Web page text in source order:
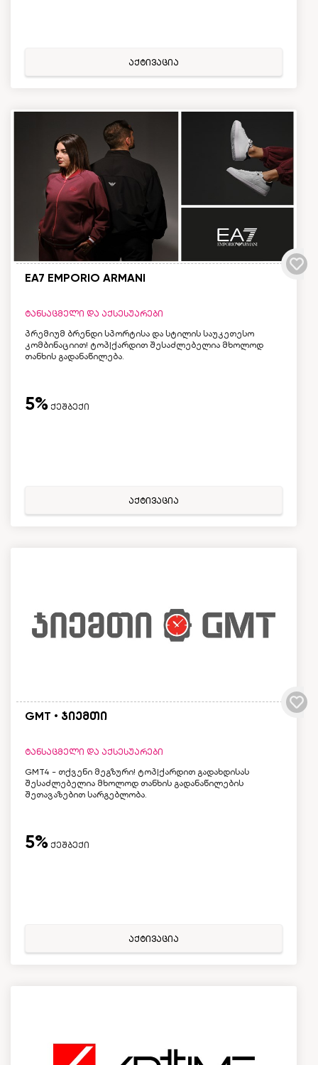
აქტივაცია
EA7 EMPORIO ARMANI
ტანსაცმელი და აქსესუარები
პრემიუმ ბრენდი სპორტისა და სტილის საუკეთესო
კომბინაციით! ტოპ|ქარდით შესაძლებელია მხოლოდ
თანხის გადანაწილება.
5% ქეშბექი
აქტივაცია
GMT • ჯიემთი
ტანსაცმელი და აქსესუარები
GMT4 - თქვენი მეგზური! ტოპ|ქარდით გადახდისას
შესაძლებელია მხოლოდ თანხის გადანაწილების
შეთავაზებით სარგებლობა.
5% ქეშბექი
აქტივაცია